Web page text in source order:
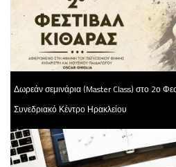
Δωρεάν σεμινάρια (Master Class) στο 2ο
Συνεδριακό Κέντρο Ηρακλείου